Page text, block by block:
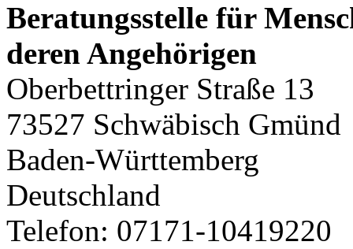
Beratungsstelle für
deren Angehörigen
Oberbettringer Straße 13
73527 Schwäbisch Gmünd
Baden-Württemberg
Deutschland
Telefon: 07171-10419220